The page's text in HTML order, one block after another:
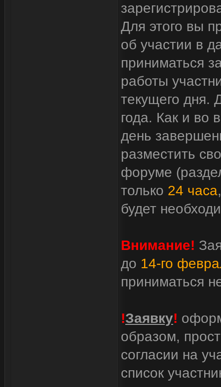
Для этого вы
об участии в
приниматься
работы
текущего дня.
года. Как и во
день
разместить
форуме
только 24 часа
будет
Внимание!
до 14-го
приниматься
!Заявку!
образом,
согласии на
список